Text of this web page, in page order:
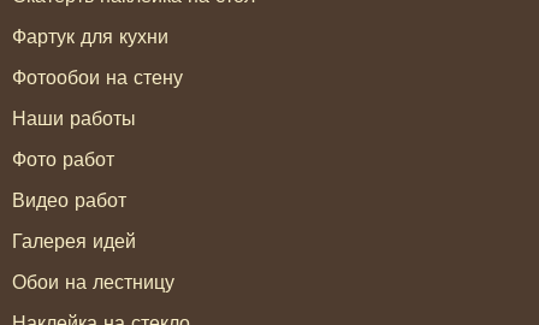
Фартук для кухни
Фотообои на стену
Наши работы
Фото работ
Видео работ
Галерея идей
Обои на лестницу